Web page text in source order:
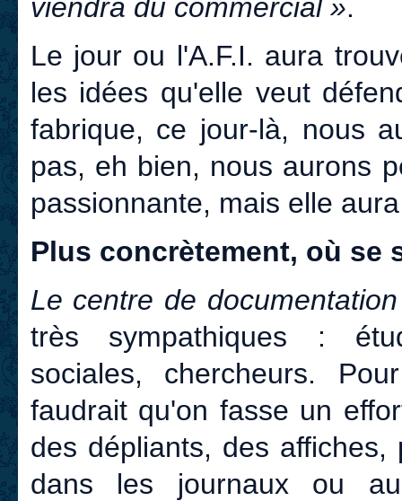
viendra du commercial ».
Le jour ou l'A.F.I. aura
les idées qu'elle veut
fabrique, ce jour-là, nous
pas, eh bien, nous aurons
passionnante, mais elle
Plus concrètement, où se
Le centre de documentation
très sympathiques :
sociales, chercheurs.
faudrait qu'on fasse un
des dépliants, des
dans les journaux ou